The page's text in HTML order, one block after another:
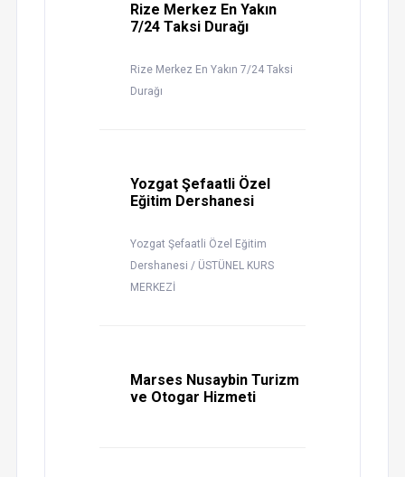
Rize Merkez En Yakın
7/24 Taksi Durağı
Rize Merkez En Yakın 7/24 Taksi
Durağı
Yozgat Şefaatli Özel
Eğitim Dershanesi
Yozgat Şefaatli Özel Eğitim
Dershanesi / ÜSTÜNEL KURS
MERKEZİ
Marses Nusaybin Turizm
ve Otogar Hizmeti